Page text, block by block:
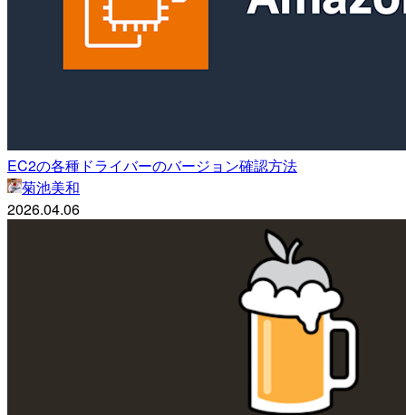
EC2の各種ドライバーのバージョン確認方法
菊池美和
2026.04.06